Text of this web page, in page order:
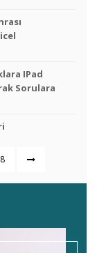
IPad
Sorulara
8